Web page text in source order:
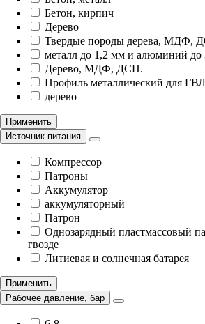
Бетон, кирпич
Дерево
Твердые породы дерева, МДФ,
металл до 1,2 мм и алюминий
Дерево, МДФ, ДСП.
Профиль металлический для ГВЛ
дерево
Применить
Источник питания
Компрессор
Патроны
Аккумулятор
аккумуляторный
Патрон
Однозарядный пластмассовый
гвозде
Литиевая и солнечная батарея
Применить
Рабочее давление, бар